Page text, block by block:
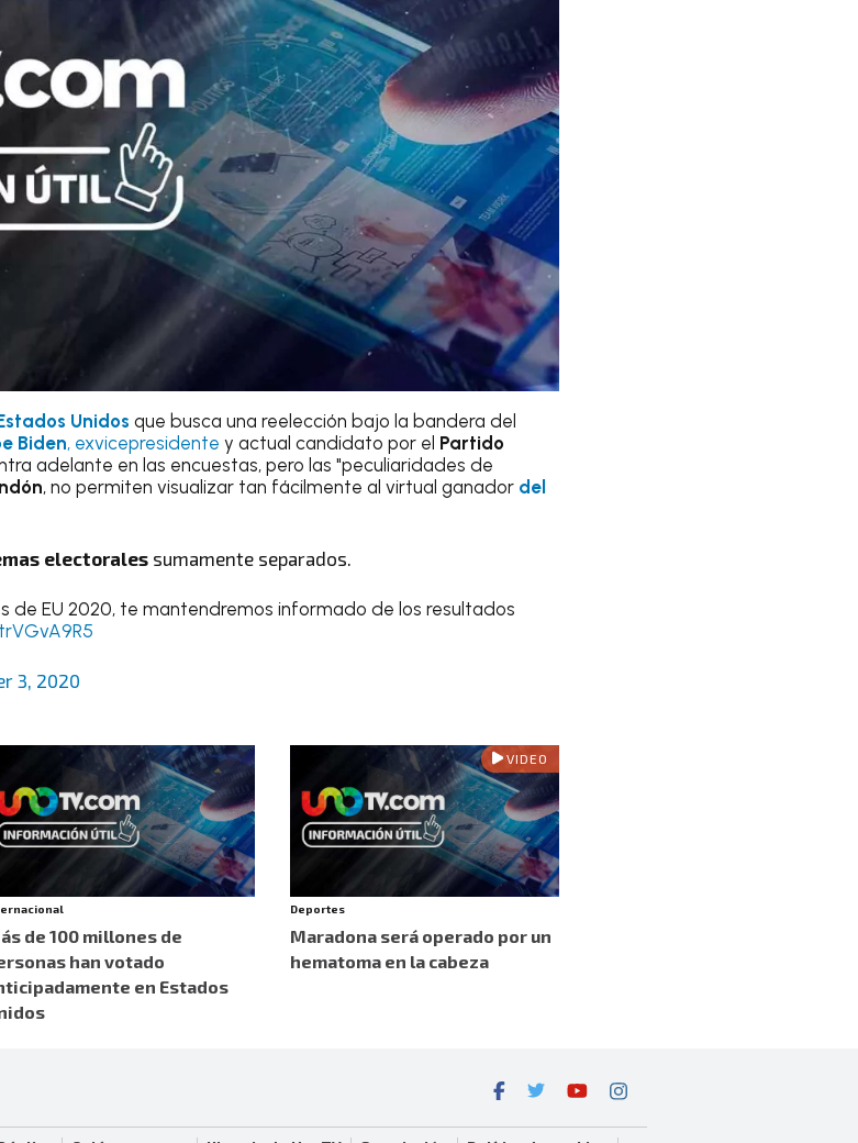
Unidos que busca una reelección bajo la bandera del
Biden, exvicepresidente y actual candidato por el Partido
adelante en las encuestas, pero las "peculiaridades de
, no permiten visualizar tan fácilmente al virtual ganador del
electorales sumamente separados.
de EU 2020, te mantendremos informado de los resultados
3, 2020
de 100 millones de
han votado
en Estados
VIDEO
Deportes
Maradona será operado por un
hematoma en la cabeza